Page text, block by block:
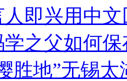
人即兴用中
学之父如何
胜地”无锡